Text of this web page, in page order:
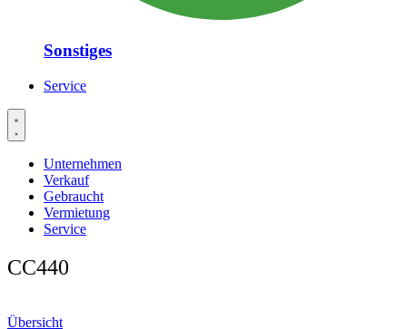
Sonstiges
Service
Unternehmen
Verkauf
Gebraucht
Vermietung
Service
CC440
Übersicht